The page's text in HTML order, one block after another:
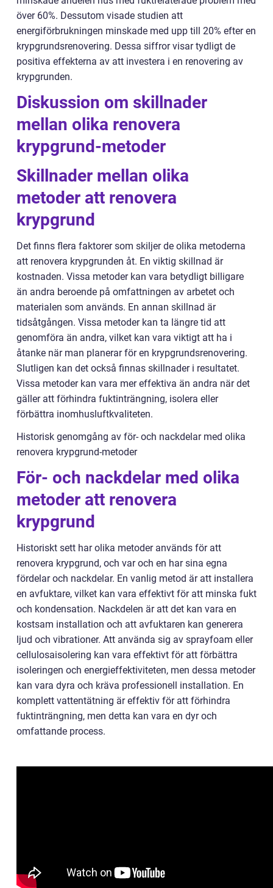
över 60%. Dessutom visade studien att
energiförbrukningen minskade med upp till 20% efter en
krypgrundsrenovering. Dessa siffror visar tydligt de
positiva effekterna av att investera i en renovering av
krypgrunden.
Diskussion om skillnader
mellan olika renovera
krypgrund-metoder
Skillnader mellan olika
metoder att renovera
krypgrund
Det finns flera faktorer som skiljer de olika metoderna
att renovera krypgrunden åt. En viktig skillnad är
kostnaden. Vissa metoder kan vara betydligt billigare
än andra beroende på omfattningen av arbetet och
materialen som används. En annan skillnad är
tidsåtgången. Vissa metoder kan ta längre tid att
genomföra än andra, vilket kan vara viktigt att ha i
åtanke när man planerar för en krypgrundsrenovering.
Slutligen kan det också finnas skillnader i resultatet.
Vissa metoder kan vara mer effektiva än andra när det
gäller att förhindra fuktinträngning, isolera eller
förbättra inomhusluftkvaliteten.
Historisk genomgång av för- och nackdelar med olika
renovera krypgrund-metoder
För- och nackdelar med olika
metoder att renovera
krypgrund
Historiskt sett har olika metoder används för att
renovera krypgrund, och var och en har sina egna
fördelar och nackdelar. En vanlig metod är att installera
en avfuktare, vilket kan vara effektivt för att minska fukt
och kondensation. Nackdelen är att det kan vara en
kostsam installation och att avfuktaren kan generera
ljud och vibrationer. Att använda sig av sprayfoam eller
cellulosaisolering kan vara effektivt för att förbättra
isoleringen och energieffektiviteten, men dessa metoder
kan vara dyra och kräva professionell installation. En
komplett vattentätning är effektiv för att förhindra
fuktinträngning, men detta kan vara en dyr och
omfattande process.